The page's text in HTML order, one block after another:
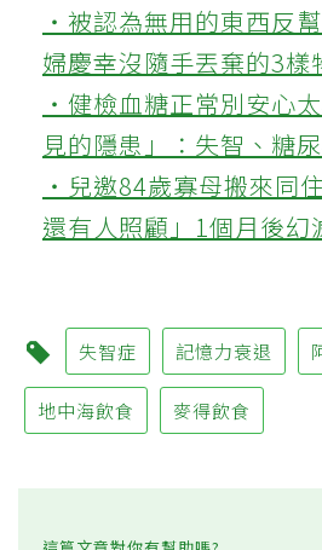
‧被認為無用的東西反
婦慶幸沒隨手丟棄的3樣
‧健檢血糖正常別安心
見的隱患」：失智、糖
‧兒邀84歲寡母搬來同
還有人照顧」1個月後幻
失智症 記憶力衰退
地中海飲食 麥得飲食